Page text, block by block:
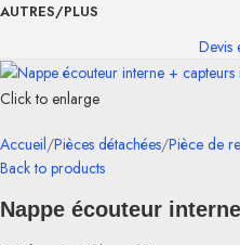
AUTRES/PLUS
Devis
Click to enlarge
Accueil Pièces détachées Pièce de
Back to products
Nappe écouteur